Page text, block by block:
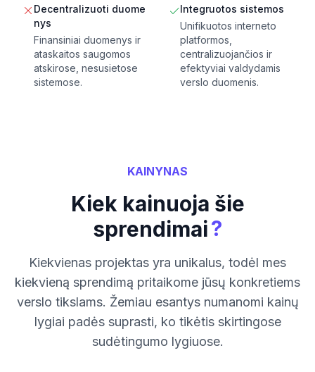
Decentralizuoti duome
nys
Finansiniai duomenys ir
ataskaitos saugomos
atskirose, nesusietose
sistemose.
Integruotos sistemos
Unifikuotos interneto
platformos,
centralizuojančios ir
efektyviai valdydamis
verslo duomenis.
KAINYNAS
Kiek kainuoja šie
sprendimai?
Kiekvienas projektas yra unikalus, todėl mes
kiekvieną sprendimą pritaikome jūsų konkretiems
verslo tikslams. Žemiau esantys numanomi kainų
lygiai padės suprasti, ko tikėtis skirtingose
sudėtingumo lygiuose.